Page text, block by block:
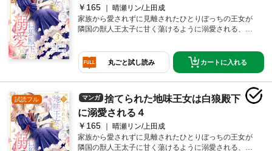
￥165
晴瀬リン/上田成
家族から愛されずに見離されたひとりぼっちの王女が
隣国の獣人王太子に甘く蕩けるように溺愛される、シ
丸ごと試し読み カートに入れる
試読フル マンガ
捨てられた地味王女は白狼殿下
に溺愛される４
￥165
晴瀬リン/上田成
家族から愛されずに見離されたひとりぼっちの王女が
隣国の獣人王太子に甘く蕩けるように溺愛される、シ